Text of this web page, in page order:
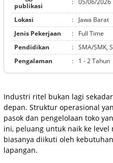
publikasi
: 05/06/2026
Lokasi :
Jawa Barat
Jenis Pekerjaan
:
Full Time
Pendidikan
: SMA/SMK,
Pengalaman
: 1 - 2 Tahun
Industri ritel bukan lagi
depan. Struktur operasional
pasok dan pengelolaan toko
ini, peluang untuk naik ke
biasanya diikuti oleh
lapangan.